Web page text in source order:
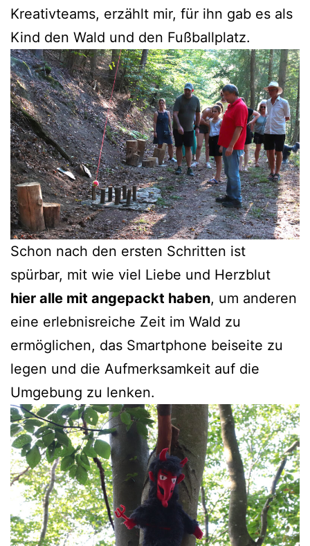
Kreativteams, erzählt mir, für ihn gab es als
Kind den Wald und den Fußballplatz.
Schon nach den ersten Schritten ist
spürbar, mit wie viel Liebe und Herzblut
hier alle mit angepackt haben, um anderen
eine erlebnisreiche Zeit im Wald zu
ermöglichen, das Smartphone beiseite zu
legen und die Aufmerksamkeit auf die
Umgebung zu lenken.